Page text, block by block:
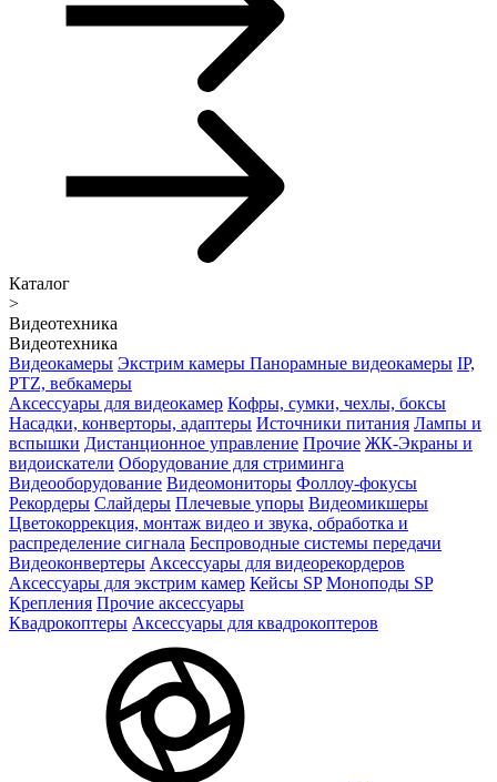
Каталог
>
Видеотехника
Видеотехника
Видеокамеры Экстрим камеры Панорамные видеокамеры IP,
PTZ, вебкамеры
Аксессуары для видеокамер Кофры, сумки, чехлы, боксы
Насадки, конверторы, адаптеры Источники питания Лампы и
вспышки Дистанционное управление Прочие ЖК-Экраны и
видоискатели Оборудование для стриминга
Видеооборудование Видеомониторы Фоллоу-фокусы
Рекордеры Слайдеры Плечевые упоры Видеомикшеры
Цветокоррекция, монтаж видео и звука, обработка и
распределение сигнала Беспроводные системы передачи
Видеоконвертеры Аксессуары для видеорекордеров
Аксессуары для экстрим камер Кейсы SP Моноподы SP
Крепления Прочие аксессуары
Квадрокоптеры Аксессуары для квадрокоптеров